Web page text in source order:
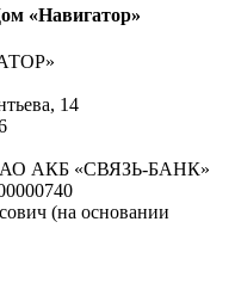
«Навигатор»
14
АКБ «СВЯЗЬ-БАНК»
(на основании